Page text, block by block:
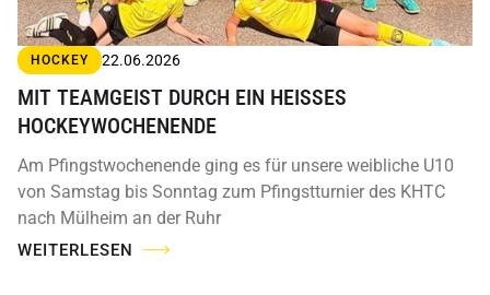
HOCKEY 22.06.2026
MIT TEAMGEIST DURCH EIN HEISSES H
OCKEYWOCHENENDE
Am Pfingstwochenende ging es für unsere weibliche U10
von Samstag bis Sonntag zum Pfingstturnier des KHTC
nach Mülheim an der Ruhr
WEITERLESEN